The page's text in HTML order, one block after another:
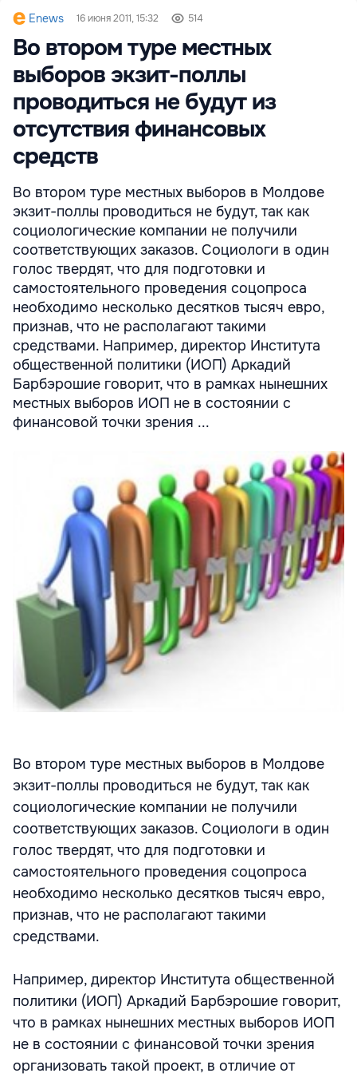
Enews 16 июня 2011, 15:32 514
Во втором туре местных
выборов экзит-поллы
проводиться не будут из
отсутствия финансовых
средств
Во втором туре местных выборов в Молдове
экзит-поллы проводиться не будут, так как
социологические компании не получили
соответствующих заказов. Социологи в один
голос твердят, что для подготовки и
самостоятельного проведения соцопроса
необходимо несколько десятков тысяч евро,
признав, что не располагают такими
средствами. Например, директор Института
общественной политики (ИОП) Аркадий
Барбэрошие говорит, что в рамках нынешних
местных выборов ИОП не в состоянии с
финансовой точки зрения ...
Во втором туре местных выборов в Молдове
экзит-поллы проводиться не будут, так как
социологические компании не получили
соответствующих заказов. Социологи в один
голос твердят, что для подготовки и
самостоятельного проведения соцопроса
необходимо несколько десятков тысяч евро,
признав, что не располагают такими
средствами.
Например, директор Института общественной
политики (ИОП) Аркадий Барбэрошие говорит,
что в рамках нынешних местных выборов ИОП
не в состоянии с финансовой точки зрения
организовать такой проект, в отличие от